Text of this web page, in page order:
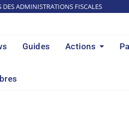
DES ADMINISTRATIONS FISCALES
Guides Actions